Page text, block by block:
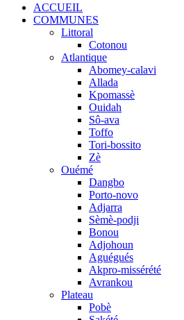
ACCUEIL
COMMUNES
Littoral
Cotonou
Atlantique
Abomey-calavi
Allada
Kpomassè
Ouidah
Sô-ava
Toffo
Tori-bossito
Zè
Ouémé
Dangbo
Porto-novo
Adjarra
Sèmè-podji
Bonou
Adjohoun
Aguégués
Akpro-missérété
Avrankou
Plateau
Pobè